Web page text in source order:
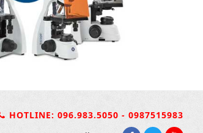
HOTLINE: 096.983.5050 - 0987515983